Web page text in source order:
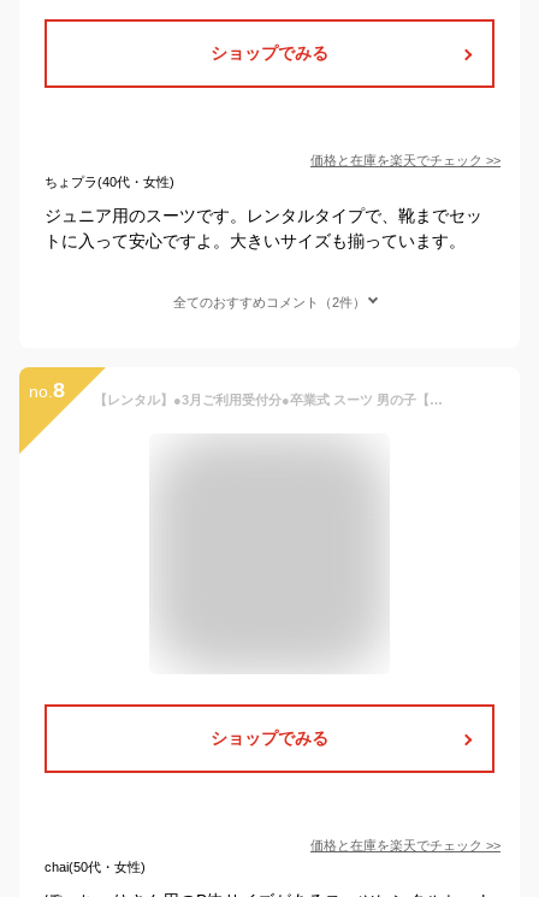
ショップでみる
価格と在庫を楽天でチェック >>
ちょプラ(40代・女性)
ジュニア用のスーツです。レンタルタイプで、靴までセッ
トに入って安心ですよ。大きいサイズも揃っています。
全てのおすすめコメント（2件）
no. 8 【レンタル】●3月ご利用受付分●卒業式 スーツ 男の子【3泊4日】【靴なし】男の子 スーツ フォーマル 子供スーツ 男児ジュニアJrスーツセットB体 C99WH【ぽっちゃり がっちり ゆったり 150B 160B 卒服 卒団 制服】【WB01】送料無料
ショップでみる
価格と在庫を楽天でチェック >>
chai(50代・女性)